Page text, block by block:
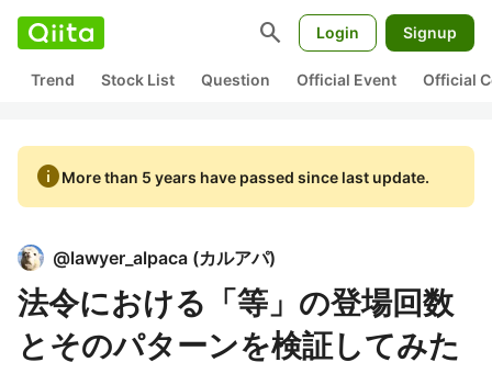
search Login Signup
Trend Stock List Question Official Event Official
infoMore than 5 years have passed since last update.
@lawyer_alpaca (カルアパ)
法令における「等」の登場回数
とそのパターンを検証してみた